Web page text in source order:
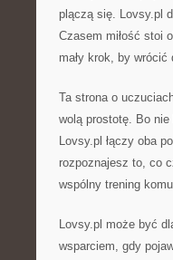
plączą się. Lovsy.pl
Czasem miłość stoi
mały krok, by wrócić
Ta strona o
wolą prostotę. Bo
Lovsy.pl łączy oba
rozpoznajesz to, co
wspólny trening
Lovsy.pl może być
wsparciem, gdy